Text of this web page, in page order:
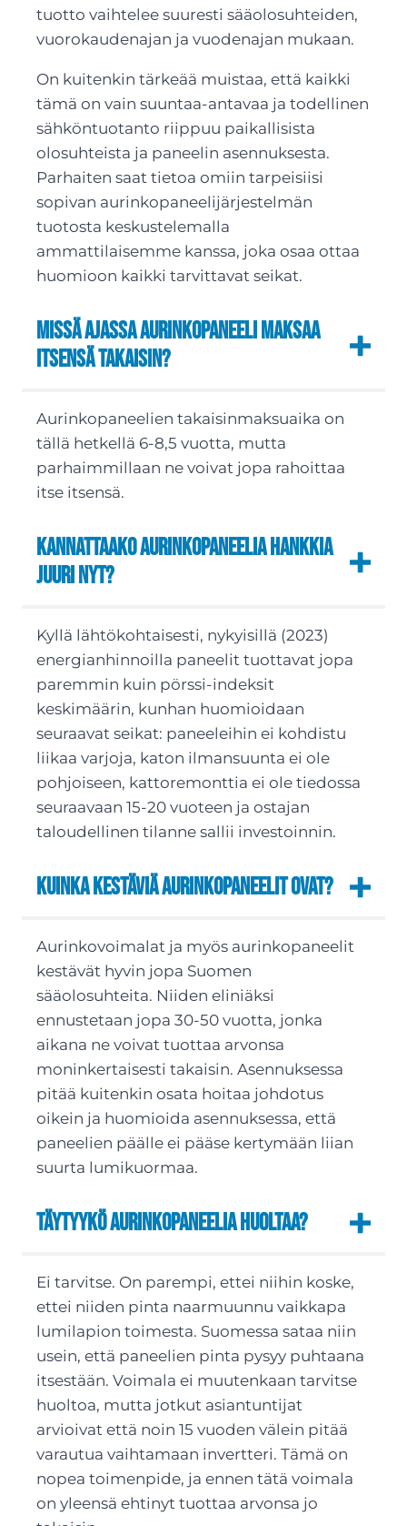
tuotto vaihtelee suuresti sääolosuhteiden,
vuorokaudenajan ja vuodenajan mukaan.
On kuitenkin tärkeää muistaa, että kaikki
tämä on vain suuntaa-antavaa ja todellinen
sähköntuotanto riippuu paikallisista
olosuhteista ja paneelin asennuksesta.
Parhaiten saat tietoa omiin tarpeisiisi
sopivan aurinkopaneelijärjestelmän
tuotosta keskustelemalla
ammattilaisemme kanssa, joka osaa ottaa
huomioon kaikki tarvittavat seikat.
Missä ajassa aurinkopaneeli maksaa
itsensä takaisin?
Aurinkopaneelien takaisinmaksuaika on
tällä hetkellä 6-8,5 vuotta, mutta
parhaimmillaan ne voivat jopa rahoittaa
itse itsensä.
Kannattaako aurinkopaneelia hankkia
juuri nyt?
Kyllä lähtökohtaisesti, nykyisillä (2023)
energianhinnoilla paneelit tuottavat jopa
paremmin kuin pörssi-indeksit
keskimäärin, kunhan huomioidaan
seuraavat seikat: paneeleihin ei kohdistu
liikaa varjoja, katon ilmansuunta ei ole
pohjoiseen, kattoremonttia ei ole tiedossa
seuraavaan 15-20 vuoteen ja ostajan
taloudellinen tilanne sallii investoinnin.
Kuinka kestäviä aurinkopaneelit ovat?
Aurinkovoimalat ja myös aurinkopaneelit
kestävät hyvin jopa Suomen
sääolosuhteita. Niiden eliniäksi
ennustetaan jopa 30-50 vuotta, jonka
aikana ne voivat tuottaa arvonsa
moninkertaisesti takaisin. Asennuksessa
pitää kuitenkin osata hoitaa johdotus
oikein ja huomioida asennuksessa, että
paneelien päälle ei pääse kertymään liian
suurta lumikuormaa.
Täytyykö aurinkopaneelia huoltaa?
Ei tarvitse. On parempi, ettei niihin koske,
ettei niiden pinta naarmuunnu vaikkapa
lumilapion toimesta. Suomessa sataa niin
usein, että paneelien pinta pysyy puhtaana
itsestään. Voimala ei muutenkaan tarvitse
huoltoa, mutta jotkut asiantuntijat
arvioivat että noin 15 vuoden välein pitää
varautua vaihtamaan invertteri. Tämä on
nopea toimenpide, ja ennen tätä voimala
on yleensä ehtinyt tuottaa arvonsa jo